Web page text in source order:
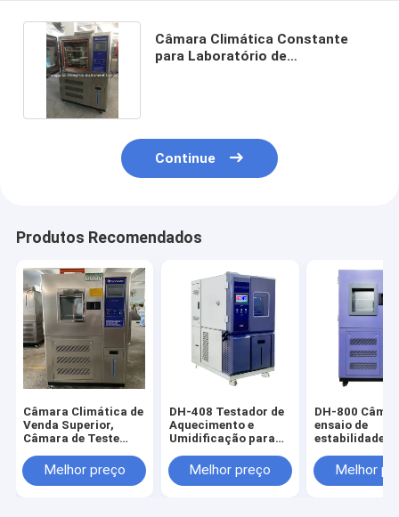
Câmara Climática Constante
para Laboratório de
Continue
Produtos Recomendados
Câmara Climática de
Venda Superior,
Câmara de Teste
de Teste de
Temperatura e
Melhor preço
DH-408 Testador de
Aquecimento e
Umidificação para
Aparência Bonita e
Generosa com
Melhor preço
DH-800
ensaio de
estabilidade e
temperaturas
estrutural
Melhor